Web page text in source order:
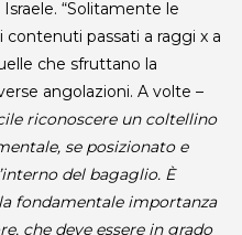
“Solitamente le
passati a raggi x a
che sfruttano la
angolazioni. A volte –
riconoscere un coltellino
se posizionato e
del bagaglio. È
fondamentale importanza
che deve essere in grado